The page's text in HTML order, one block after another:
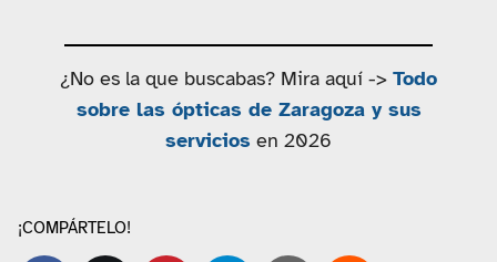
¿No es la que buscabas? Mira aquí -> Todo
sobre las ópticas de Zaragoza y sus
servicios en 2026
¡COMPÁRTELO!